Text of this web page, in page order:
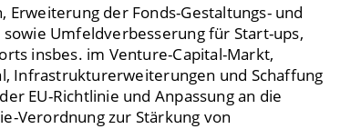
der Fonds-Gestaltungs- und
Umfeldverbesserung für Start-ups,
insbes. im Venture-Capital-Markt,
Infrastrukturerweiterungen und Schaffung
EU-Richtlinie und Anpassung an die
Verordnung zur Stärkung von